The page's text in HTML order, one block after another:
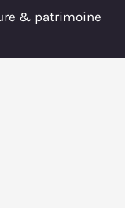
& patrimoine